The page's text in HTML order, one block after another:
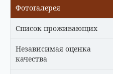
Фотогалерея
Список проживающих
Независимая оценка
качества